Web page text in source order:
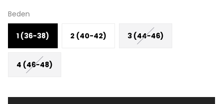
Beden
1 (36-38) 2 (40-42) 3 (44-46)
4 (46-48)